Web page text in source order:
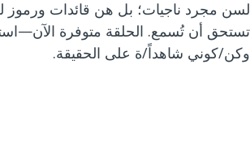
لسن مجرد ناجيات؛ بل هن قائدات ورموز
تستحق أن تُسمع. الحلقة متوفرة
وكن/كوني شاهداً/ة على الحقيقة.